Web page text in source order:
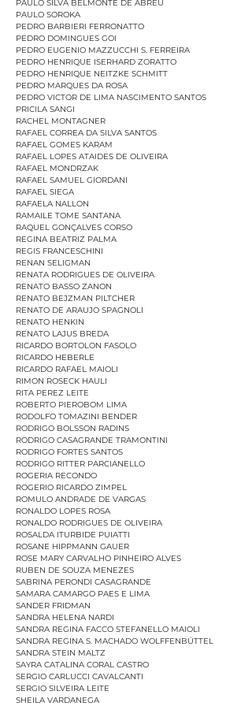
PAULO SILVA BELMONTE DE ABREU
PAULO SOROKA
PEDRO BARBIERI FERRONATTO
PEDRO DOMINGUES GOI
PEDRO EUGENIO MAZZUCCHI S. FERREIRA
PEDRO HENRIQUE ISERHARD ZORATTO
PEDRO HENRIQUE NEITZKE SCHMITT
PEDRO MARQUES DA ROSA
PEDRO VICTOR DE LIMA NASCIMENTO SANTOS
PRICILA SANGI
RACHEL MONTAGNER
RAFAEL CORREA DA SILVA SANTOS
RAFAEL GOMES KARAM
RAFAEL LOPES ATAIDES DE OLIVEIRA
RAFAEL MONDRZAK
RAFAEL SAMUEL GIORDANI
RAFAEL SIEGA
RAFAELA NALLON
RAMAILE TOME SANTANA
RAQUEL GONÇALVES CORSO
REGINA BEATRIZ PALMA
REGIS FRANCESCHINI
RENAN SELIGMAN
RENATA RODRIGUES DE OLIVEIRA
RENATO BASSO ZANON
RENATO BEJZMAN PILTCHER
RENATO DE ARAUJO SPAGNOLI
RENATO HENKIN
RENATO LAJUS BREDA
RICARDO BORTOLON FASOLO
RICARDO HEBERLE
RICARDO RAFAEL MAIOLI
RIMON ROSECK HAULI
RITA PEREZ LEITE
ROBERTO PIEROBOM LIMA
RODOLFO TOMAZINI BENDER
RODRIGO BOLSSON RADINS
RODRIGO CASAGRANDE TRAMONTINI
RODRIGO FORTES SANTOS
RODRIGO RITTER PARCIANELLO
ROGERIA RECONDO
ROGERIO RICARDO ZIMPEL
ROMULO ANDRADE DE VARGAS
RONALDO LOPES ROSA
RONALDO RODRIGUES DE OLIVEIRA
ROSALDA ITURBIDE PUIATTI
ROSANE HIPPMANN GAUER
ROSE MARY CARVALHO PINHEIRO ALVES
RUBEN DE SOUZA MENEZES
SABRINA PERONDI CASAGRANDE
SAMARA CAMARGO PAES E LIMA
SANDER FRIDMAN
SANDRA HELENA NARDI
SANDRA REGINA FACCO STEFANELLO MAIOLI
SANDRA REGINA S. MACHADO WOLFFENBÜTTEL
SANDRA STEIN MALTZ
SAYRA CATALINA CORAL CASTRO
SERGIO CARLUCCI CAVALCANTI
SERGIO SILVEIRA LEITE
SHEILA VARDANEGA